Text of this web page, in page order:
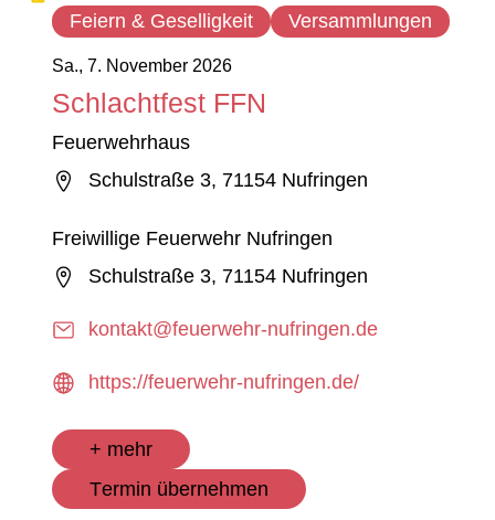
Sa., 7. November 2026
Schlachtfest FFN
Feuerwehrhaus
Schulstraße 3, 71154 Nufringen
Freiwillige Feuerwehr Nufringen
Schulstraße 3, 71154 Nufringen
kontakt@feuerwehr-nufringen.de
https://feuerwehr-nufringen.de/
+ mehr
Termin übernehmen
Feiern & Geselligkeit Versammlungen